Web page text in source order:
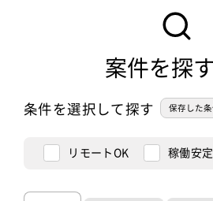
案件を探す
条件を選択して探す 保存した
リモートOK 稼働安